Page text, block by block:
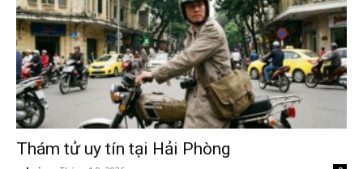
Hải
Phòng,
Tham
Thám tử uy tín tại Hải Phòng